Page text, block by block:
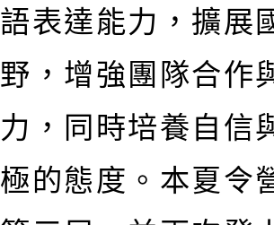
語表達能力，擴展
野，增強團隊合作
力，同時培養自信
極的態度。本夏令